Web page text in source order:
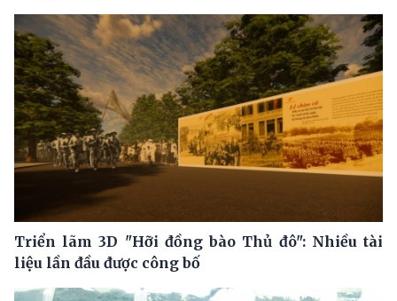
Triển lãm 3D "Hỡi đồng bào Thủ đô": Nhiều tài
liệu lần đầu được công bố